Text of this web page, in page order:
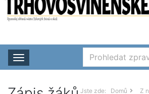
Rozbalit nabídku
Jste zde: Domů Z